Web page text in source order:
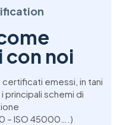
noi
emessi, in tani
principali schemi di
– ISO 45000….)